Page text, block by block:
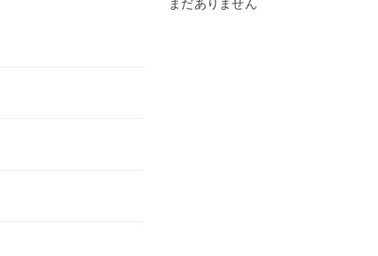
まだありません